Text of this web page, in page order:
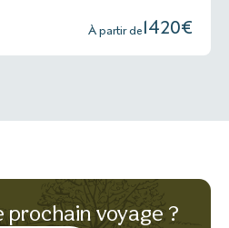
À partir de 1420€
voyage ?